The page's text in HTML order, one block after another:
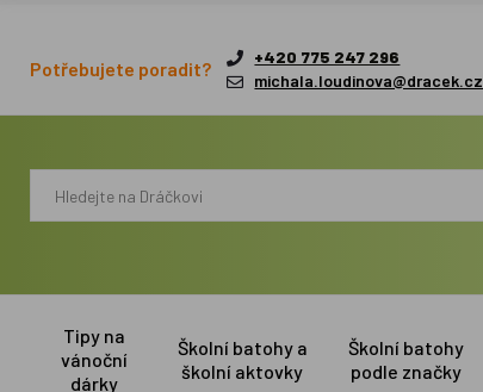
Potřebujete poradit?
+420 775 247 296
michala.loudinova@dracek.cz
Tipy na
vánoční
dárky
Školní batohy a
školní aktovky
Školní batohy
podle značky